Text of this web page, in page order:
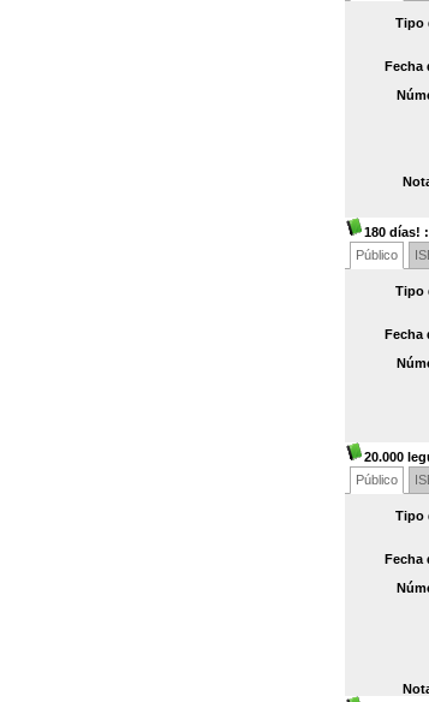
Tipo
Fecha
180 días!
Público
Tipo
Fecha
20.000
Público
Tipo
Fecha